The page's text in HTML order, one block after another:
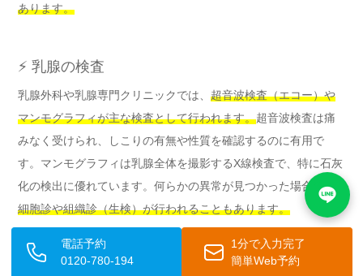
あります。
⚡ 乳腺の検査
乳腺外科や乳腺専門クリニックでは、 超音波検査（エコー）や
マンモグラフィが主な検査として行われます。超音波検査は痛
みなく受けられ、しこりの有無や性質を確認するのに有用で
す。マンモグラフィは乳腺全体を撮影するX線検査で、特に石灰
化の検出に優れています。何らかの異常が見つかった場合は、
細胞診や組織診（生検）が行われることもあります。
🌟 治療の種類
電話予約
0120-780-194
1分で入力完了
簡単Web予約